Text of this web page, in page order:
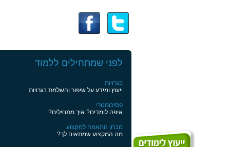
לפני שמתחילים ללמוד
בגרויות
ייעוץ ומידע על שיפור והשלמת בגרויות
פסיכומטרי
איפה לומדים? איך מתחילים?
מבחן התאמה למקצוע
מה המקצוע שמתאים לך?